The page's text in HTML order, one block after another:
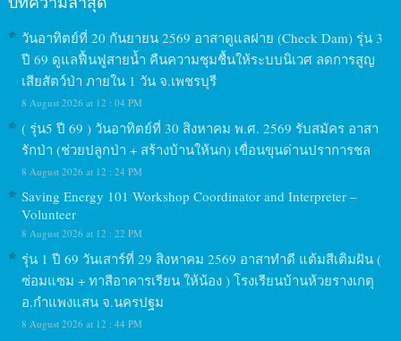
วันอาทิตย์ที่ 20 กันยายน 2569 อาสาดูแลฝาย (Check Dam) รุ่น 3
ปี 69 ดูแลฟื้นฟูสายน้ำ คืนความชุมชื้นให้ระบบนิเวศ ลดการสูญ
เสียสัตว์ป่า ภายใน 1 วัน จ.เพชรบุรี
8 August 2026 at 12 : 04 PM
( รุ่น5 ปี 69 ) วันอาทิตย์ที่ 30 สิงหาคม พ.ศ. 2569 รับสมัคร อาสา
รักป่า (ช่วยปลูกป่า + สร้างบ้านให้นก) เขื่อนขุนด่านปราการชล
8 August 2026 at 12 : 24 PM
Saving Energy 101 Workshop Coordinator and Interpreter –
Volunteer
8 August 2026 at 12 : 22 PM
รุ่น 1 ปี 69 วันเสาร์ที่ 29 สิงหาคม 2569 อาสาทำดี แต้มสีเติมฝัน (
ซ่อมแซม + ทาสีอาคารเรียน ให้น้อง ) โรงเรียนบ้านห้วยรางเกตุ
อ.กำแพงแสน จ.นครปฐม
8 August 2026 at 12 : 44 PM